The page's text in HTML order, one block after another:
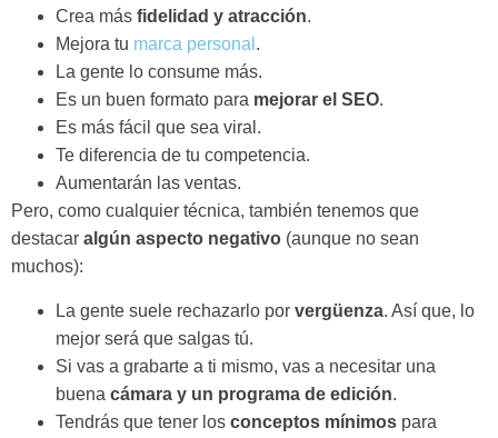
Crea más fidelidad y atracción.
Mejora tu marca personal .
La gente lo consume más.
Es un buen formato para mejorar el SEO.
Es más fácil que sea viral.
Te diferencia de tu competencia.
Aumentarán las ventas.
Pero, como cualquier técnica, también tenemos que
destacar algún aspecto negativo (aunque no sean
muchos):
La gente suele rechazarlo por vergüenza. Así que, lo
mejor será que salgas tú.
Si vas a grabarte a ti mismo, vas a necesitar una
buena cámara y un programa de edición.
Tendrás que tener los conceptos mínimos para